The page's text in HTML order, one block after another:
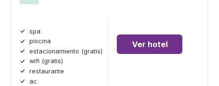
spa
piscina
estacionamiento (gratis)
wifi (gratis)
restaurante
ac
Ver hotel